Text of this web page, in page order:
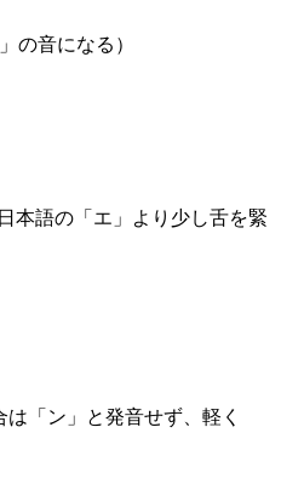
の音になる）
本語の「エ」より少し舌を緊
「ン」と発音せず、軽く